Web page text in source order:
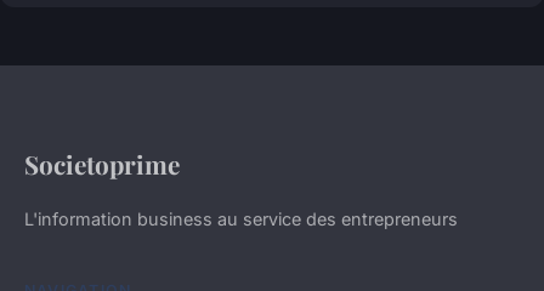
Societoprime
L'information business au service des entrepreneurs